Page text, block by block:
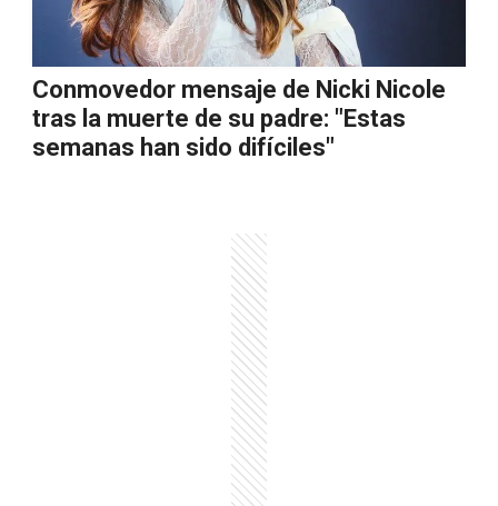
Conmovedor mensaje de Nicki Nicole
tras la muerte de su padre: "Estas
semanas han sido difíciles"